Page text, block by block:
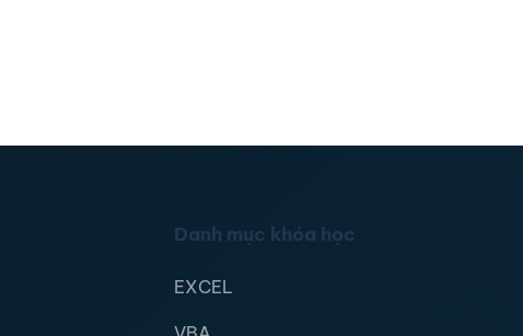
Danh mục khóa học
EXCEL